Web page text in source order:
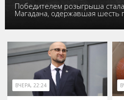
Победителем розыгрыша
Магадана, одержавшая шесть
ВЧЕРА, 22:24